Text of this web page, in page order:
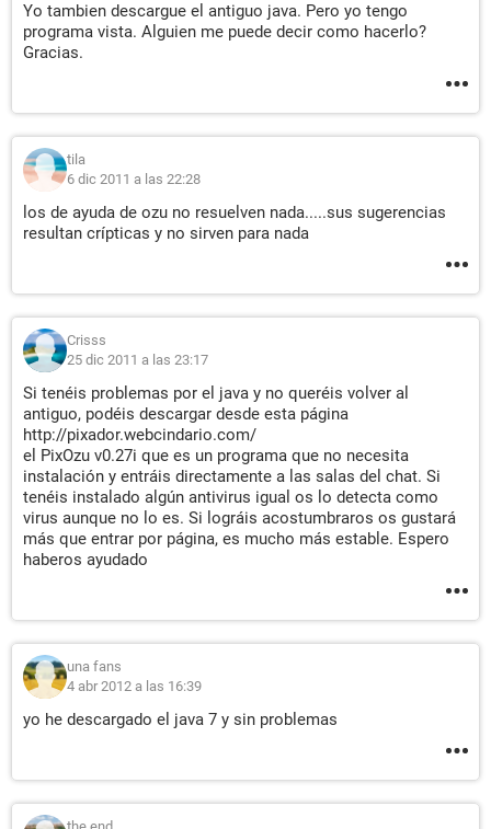
Yo tambien descargue el antiguo java. Pero yo tengo
programa vista. Alguien me puede decir como hacerlo?
Gracias.
tila
6 dic 2011 a las 22:28
los de ayuda de ozu no resuelven nada.....sus sugerencias
resultan crípticas y no sirven para nada
Crisss
25 dic 2011 a las 23:17
Si tenéis problemas por el java y no queréis volver al
antiguo, podéis descargar desde esta página
http://pixador.webcindario.com/
el PixOzu v0.27i que es un programa que no necesita
instalación y entráis directamente a las salas del chat. Si
tenéis instalado algún antivirus igual os lo detecta como
virus aunque no lo es. Si lográis acostumbraros os gustará
más que entrar por página, es mucho más estable. Espero
haberos ayudado
una fans
4 abr 2012 a las 16:39
yo he descargado el java 7 y sin problemas